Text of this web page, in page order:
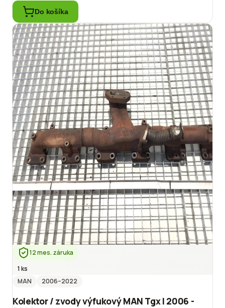
Do košíka
12 mes. záruka
1 ks
MAN
2006–2022
Kolektor / zvody výfukový MAN Tgx I 2006 -